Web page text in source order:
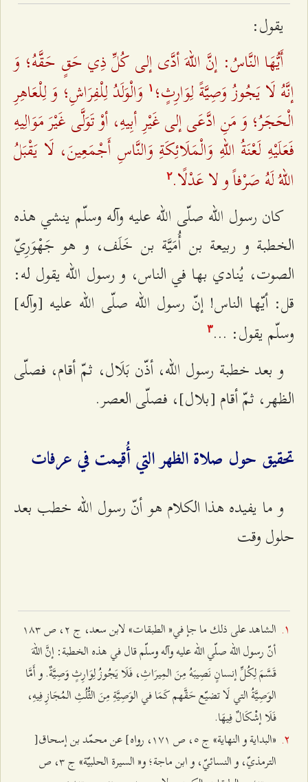
يقول:
أَيُّهَا النَّاسُ: إنَّ اللهَ أدَّى إلى كُلِّ ذِي حَقٍ حَقَّهُ؛ وَ
إنَّهُ لَا يَجُوزُ وَصِيَّةً لِوَارِثٍ؛ ۱
وَالْوَلَدُ لِلْفِرَاشِ؛ وَ لِلْعَاهِرِ
الْحَجَرُ؛ وَ مَنِ ادَّعَى إلى غَيْرِ أبِيهِ، أوْ تَوَلَّى غَيْرَ مَوَالِيهِ
فَعَلَيْهِ لَعْنَةُ اللهِ وَالْمَلَائِكَةِ وَالنَّاسِ أَجْمَعِينَ، لَا يَقْبَلُ
اللهُ لَهُ صَرْفاً و لا عَدْلًا.٢
كان رسول الله صلّى الله عليه وآله وسلّم ينشي هذه
الخطبة و ربيعة بن أُمَيَّة بن خَلَف، و هو جَهْوَرِيّ
الصوت، يُنادي بها في الناس، و رسول الله يقول له:
قل: أيّها الناس! إنّ رسول الله صلّى الله عليه [وآله‌]
وسلّم يقول: ...٣
و بعد خطبة رسول الله، أذّن بَلَال، ثمّ أقام، فصلّى
الظهر، ثمّ أقام [بلال‌]، فصلّى العصر.
تحقيق حول صلاة الظهر التي أُقيمت في عرفات‌
و ما يفيده هذا الكلام هو أنّ رسول الله خطب بعد
حلول وقت‌
الشاهد على ذلك ما جإ في« الطبقات» لابن سعد، ج ٢، ص ۱۸٣
أنّ رسول الله صلّي الله عليه وآله وسلّم قال في هذه الخطبة: إنَّ اللهَ
قَسَّمَ لِكُلِّ إنسانٍ نَصِيبَهُ مِنَ المِيرَاثِ، فَلَا يَجُوزُ لِوَارِثٍ وَصِيَّةٌ. و أَمَّا
الوَصِيَّةُ التي لَا تضيّع حَقَّهم كَمَا في الوَصِيَّةِ مِنَ الثُّلُثِ المُجَازِ فِيهِ،
فَلَا إشْكَالٌ فِيهَا.
«البداية و النهاية» ج ٥، ص ۱۷۱، رواه‌] عن محمّد بن إسحاق‌[
الترمذيّ، و النسائيّ، و ابن ماجة؛ و« السيرة الحلبيّة» ج ٣، ص